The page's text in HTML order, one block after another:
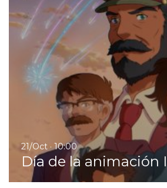
21/Oct · 10:00
Día de la animación I